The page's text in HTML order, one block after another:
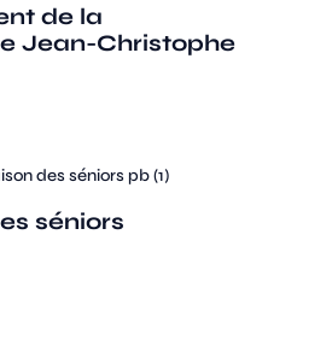
de la
Jean-Christophe
séniors